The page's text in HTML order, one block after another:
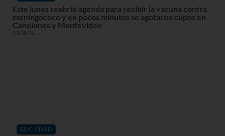
Este lunes reabrió agenda para recibir la vacuna contra
meningococo y en pocos minutos se agotaron cupos en
Canelones y Montevideo
03/08/26
SOCIEDAD